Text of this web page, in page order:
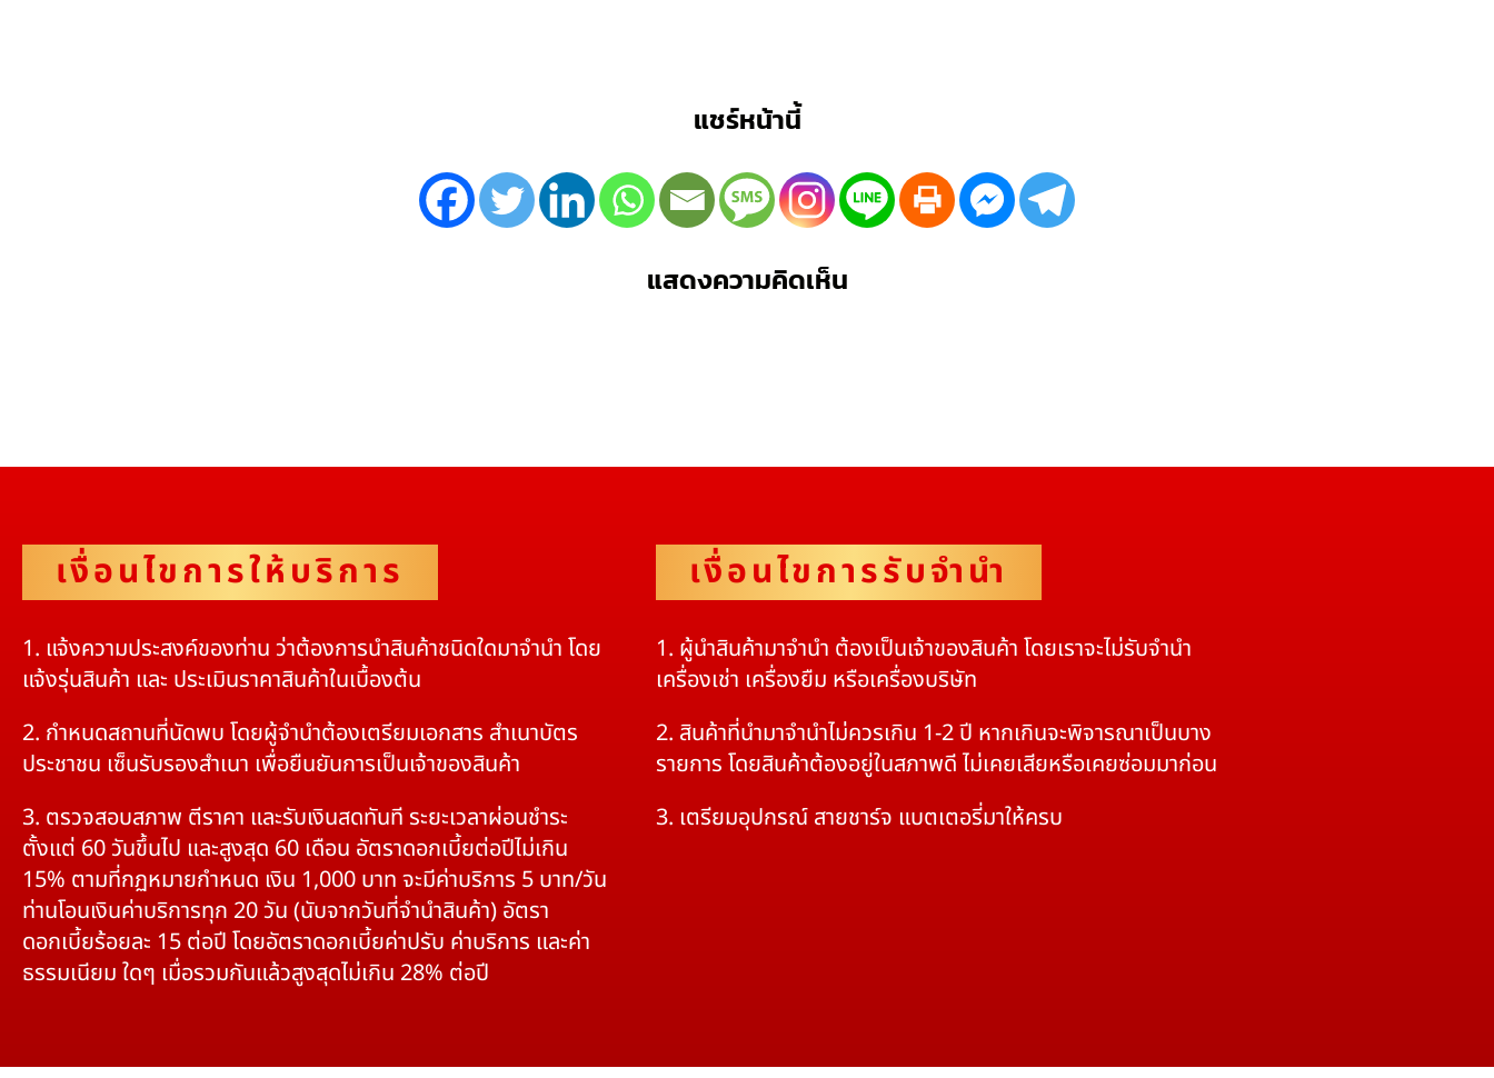
แชร์หน้านี้
แสดงความคิดเห็น
เงื่อนไขการให้บริการ
1. แจ้งความประสงค์ของท่าน ว่าต้องการนำสินค้าชนิดใดมาจำนำ โดย
แจ้งรุ่นสินค้า และ ประเมินราคาสินค้าในเบื้องต้น
2. กำหนดสถานที่นัดพบ โดยผู้จำนำต้องเตรียมเอกสาร สำเนาบัตร
ประชาชน เซ็นรับรองสำเนา เพื่อยืนยันการเป็นเจ้าของสินค้า
3. ตรวจสอบสภาพ ตีราคา และรับเงินสดทันที ระยะเวลาผ่อนชำระ
ตั้งแต่ 60 วันขึ้นไป และสูงสุด 60 เดือน อัตราดอกเบี้ยต่อปีไม่เกิน
15% ตามที่กฏหมายกำหนด เงิน 1,000 บาท จะมีค่าบริการ 5 บาท/วัน
ท่านโอนเงินค่าบริการทุก 20 วัน (นับจากวันที่จำนำสินค้า) อัตรา
ดอกเบี้ยร้อยละ 15 ต่อปี โดยอัตราดอกเบี้ยค่าปรับ ค่าบริการ และค่า
ธรรมเนียม ใดๆ เมื่อรวมกันแล้วสูงสุดไม่เกิน 28% ต่อปี
เงื่อนไขการรับจำนำ
1. ผู้นำสินค้ามาจำนำ ต้องเป็นเจ้าของสินค้า โดยเราจะไม่รับจำนำ
เครื่องเช่า เครื่องยืม หรือเครื่องบริษัท
2. สินค้าที่นำมาจำนำไม่ควรเกิน 1-2 ปี หากเกินจะพิจารณาเป็นบาง
รายการ โดยสินค้าต้องอยู่ในสภาพดี ไม่เคยเสียหรือเคยซ่อมมาก่อน
3. เตรียมอุปกรณ์ สายชาร์จ แบตเตอรี่มาให้ครบ